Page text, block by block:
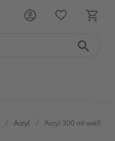
/ Acryl / Acryl 300 ml weiß